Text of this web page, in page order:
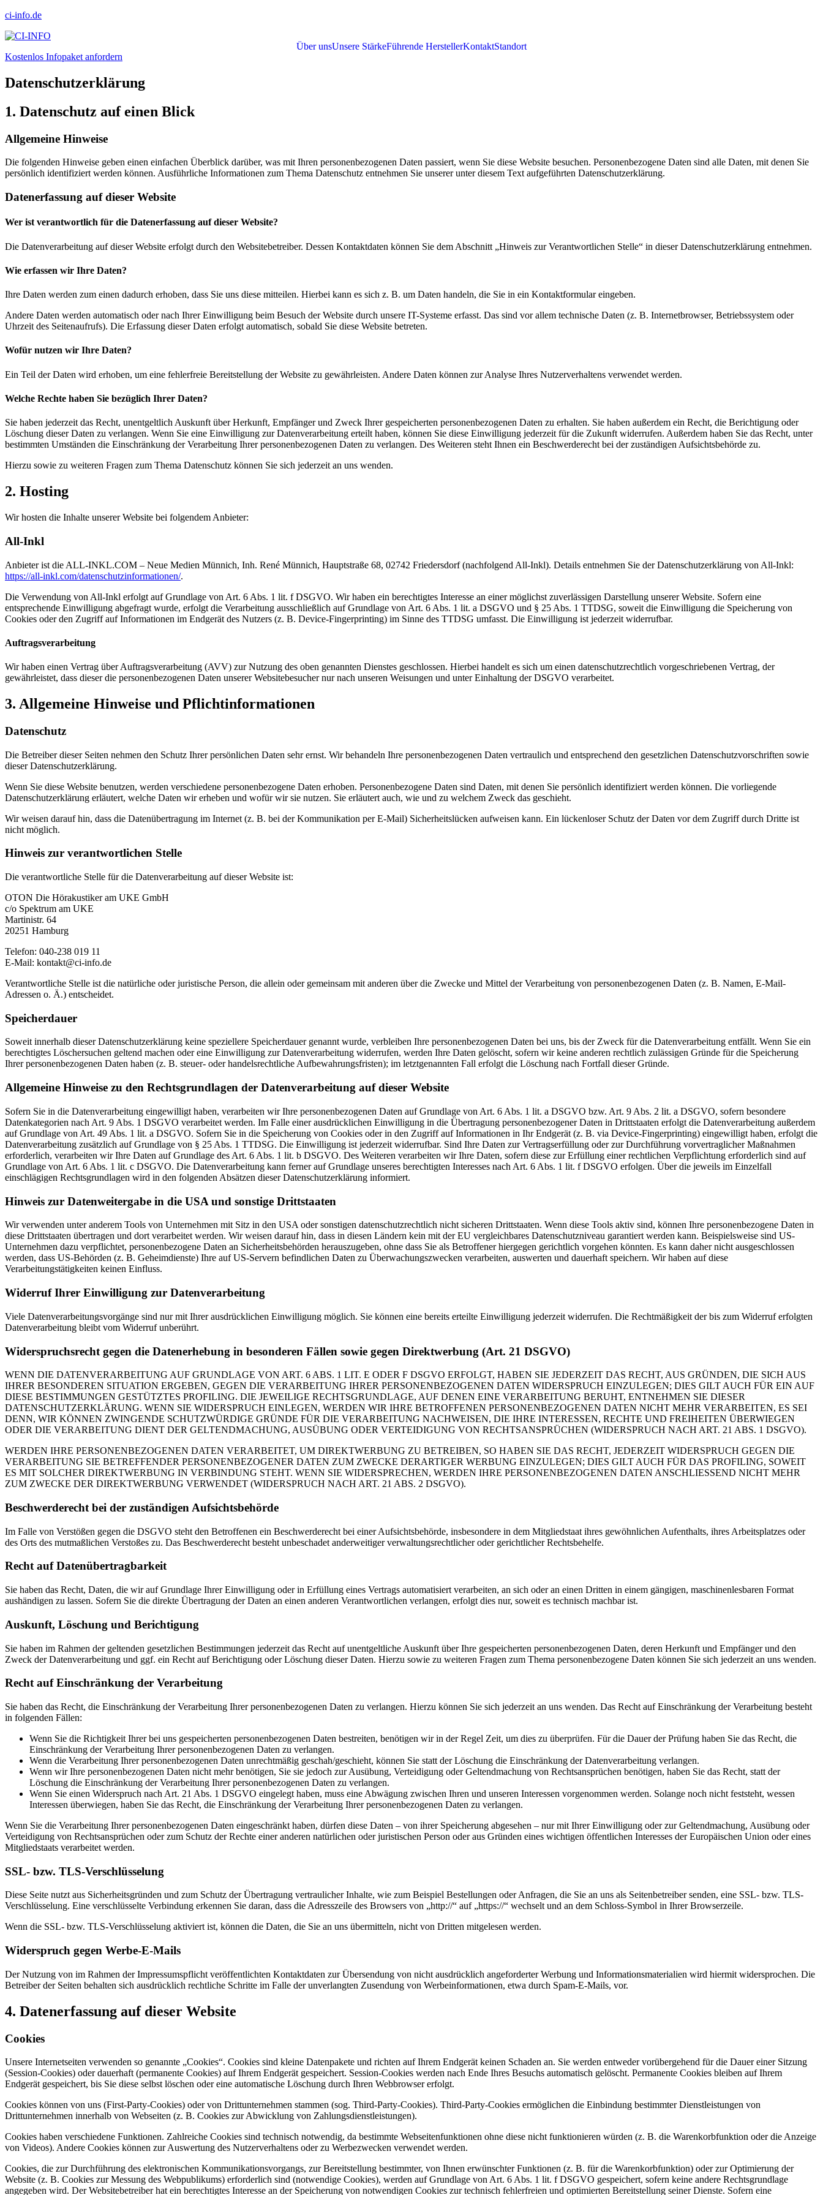
ci-info.de
Über unsUnsere StärkeFührende HerstellerKontaktStandort
Kostenlos Infopaket anfordern
Datenschutz­erklärung
1. Datenschutz auf einen Blick
Allgemeine Hinweise
Die folgenden Hinweise geben einen einfachen Überblick darüber, was mit Ihren personenbezogenen Daten passiert, wenn Sie diese Website besuchen. Personenbezogene Daten sind alle Daten, mit denen Sie
persönlich identifiziert werden können. Ausführliche Informationen zum Thema Datenschutz entnehmen Sie unserer unter diesem Text aufgeführten Datenschutzerklärung.
Datenerfassung auf dieser Website
Wer ist verantwortlich für die Datenerfassung auf dieser Website?
Die Datenverarbeitung auf dieser Website erfolgt durch den Websitebetreiber. Dessen Kontaktdaten können Sie dem Abschnitt „Hinweis zur Verantwortlichen Stelle“ in dieser Datenschutzerklärung entnehmen.
Wie erfassen wir Ihre Daten?
Ihre Daten werden zum einen dadurch erhoben, dass Sie uns diese mitteilen. Hierbei kann es sich z. B. um Daten handeln, die Sie in ein Kontaktformular eingeben.
Andere Daten werden automatisch oder nach Ihrer Einwilligung beim Besuch der Website durch unsere IT-Systeme erfasst. Das sind vor allem technische Daten (z. B. Internetbrowser, Betriebssystem oder
Uhrzeit des Seitenaufrufs). Die Erfassung dieser Daten erfolgt automatisch, sobald Sie diese Website betreten.
Wofür nutzen wir Ihre Daten?
Ein Teil der Daten wird erhoben, um eine fehlerfreie Bereitstellung der Website zu gewährleisten. Andere Daten können zur Analyse Ihres Nutzerverhaltens verwendet werden.
Welche Rechte haben Sie bezüglich Ihrer Daten?
Sie haben jederzeit das Recht, unentgeltlich Auskunft über Herkunft, Empfänger und Zweck Ihrer gespeicherten personenbezogenen Daten zu erhalten. Sie haben außerdem ein Recht, die Berichtigung oder
Löschung dieser Daten zu verlangen. Wenn Sie eine Einwilligung zur Datenverarbeitung erteilt haben, können Sie diese Einwilligung jederzeit für die Zukunft widerrufen. Außerdem haben Sie das Recht, unter
bestimmten Umständen die Einschränkung der Verarbeitung Ihrer personenbezogenen Daten zu verlangen. Des Weiteren steht Ihnen ein Beschwerderecht bei der zuständigen Aufsichtsbehörde zu.
Hierzu sowie zu weiteren Fragen zum Thema Datenschutz können Sie sich jederzeit an uns wenden.
2. Hosting
Wir hosten die Inhalte unserer Website bei folgendem Anbieter:
All-Inkl
Anbieter ist die ALL-INKL.COM – Neue Medien Münnich, Inh. René Münnich, Hauptstraße 68, 02742 Friedersdorf (nachfolgend All-Inkl). Details entnehmen Sie der Datenschutzerklärung von All-Inkl:
https://all-inkl.com/datenschutzinformationen/.
Die Verwendung von All-Inkl erfolgt auf Grundlage von Art. 6 Abs. 1 lit. f DSGVO. Wir haben ein berechtigtes Interesse an einer möglichst zuverlässigen Darstellung unserer Website. Sofern eine
entsprechende Einwilligung abgefragt wurde, erfolgt die Verarbeitung ausschließlich auf Grundlage von Art. 6 Abs. 1 lit. a DSGVO und § 25 Abs. 1 TTDSG, soweit die Einwilligung die Speicherung von
Cookies oder den Zugriff auf Informationen im Endgerät des Nutzers (z. B. Device-Fingerprinting) im Sinne des TTDSG umfasst. Die Einwilligung ist jederzeit widerrufbar.
Auftragsverarbeitung
Wir haben einen Vertrag über Auftragsverarbeitung (AVV) zur Nutzung des oben genannten Dienstes geschlossen. Hierbei handelt es sich um einen datenschutzrechtlich vorgeschriebenen Vertrag, der
gewährleistet, dass dieser die personenbezogenen Daten unserer Websitebesucher nur nach unseren Weisungen und unter Einhaltung der DSGVO verarbeitet.
3. Allgemeine Hinweise und Pflicht­informationen
Datenschutz
Die Betreiber dieser Seiten nehmen den Schutz Ihrer persönlichen Daten sehr ernst. Wir behandeln Ihre personenbezogenen Daten vertraulich und entsprechend den gesetzlichen Datenschutzvorschriften sowie
dieser Datenschutzerklärung.
Wenn Sie diese Website benutzen, werden verschiedene personenbezogene Daten erhoben. Personenbezogene Daten sind Daten, mit denen Sie persönlich identifiziert werden können. Die vorliegende
Datenschutzerklärung erläutert, welche Daten wir erheben und wofür wir sie nutzen. Sie erläutert auch, wie und zu welchem Zweck das geschieht.
Wir weisen darauf hin, dass die Datenübertragung im Internet (z. B. bei der Kommunikation per E-Mail) Sicherheitslücken aufweisen kann. Ein lückenloser Schutz der Daten vor dem Zugriff durch Dritte ist
nicht möglich.
Hinweis zur verantwortlichen Stelle
Die verantwortliche Stelle für die Datenverarbeitung auf dieser Website ist:
OTON Die Hörakustiker am UKE GmbH
c/o Spektrum am UKE
Martinistr. 64
20251 Hamburg
Telefon: 040-238 019 11
E-Mail: kontakt@ci-info.de
Verantwortliche Stelle ist die natürliche oder juristische Person, die allein oder gemeinsam mit anderen über die Zwecke und Mittel der Verarbeitung von personenbezogenen Daten (z. B. Namen, E-Mail-
Adressen o. Ä.) entscheidet.
Speicherdauer
Soweit innerhalb dieser Datenschutzerklärung keine speziellere Speicherdauer genannt wurde, verbleiben Ihre personenbezogenen Daten bei uns, bis der Zweck für die Datenverarbeitung entfällt. Wenn Sie ein
berechtigtes Löschersuchen geltend machen oder eine Einwilligung zur Datenverarbeitung widerrufen, werden Ihre Daten gelöscht, sofern wir keine anderen rechtlich zulässigen Gründe für die Speicherung
Ihrer personenbezogenen Daten haben (z. B. steuer- oder handelsrechtliche Aufbewahrungsfristen); im letztgenannten Fall erfolgt die Löschung nach Fortfall dieser Gründe.
Allgemeine Hinweise zu den Rechtsgrundlagen der Datenverarbeitung auf dieser Website
Sofern Sie in die Datenverarbeitung eingewilligt haben, verarbeiten wir Ihre personenbezogenen Daten auf Grundlage von Art. 6 Abs. 1 lit. a DSGVO bzw. Art. 9 Abs. 2 lit. a DSGVO, sofern besondere
Datenkategorien nach Art. 9 Abs. 1 DSGVO verarbeitet werden. Im Falle einer ausdrücklichen Einwilligung in die Übertragung personenbezogener Daten in Drittstaaten erfolgt die Datenverarbeitung außerdem
auf Grundlage von Art. 49 Abs. 1 lit. a DSGVO. Sofern Sie in die Speicherung von Cookies oder in den Zugriff auf Informationen in Ihr Endgerät (z. B. via Device-Fingerprinting) eingewilligt haben, erfolgt die
Datenverarbeitung zusätzlich auf Grundlage von § 25 Abs. 1 TTDSG. Die Einwilligung ist jederzeit widerrufbar. Sind Ihre Daten zur Vertragserfüllung oder zur Durchführung vorvertraglicher Maßnahmen
erforderlich, verarbeiten wir Ihre Daten auf Grundlage des Art. 6 Abs. 1 lit. b DSGVO. Des Weiteren verarbeiten wir Ihre Daten, sofern diese zur Erfüllung einer rechtlichen Verpflichtung erforderlich sind auf
Grundlage von Art. 6 Abs. 1 lit. c DSGVO. Die Datenverarbeitung kann ferner auf Grundlage unseres berechtigten Interesses nach Art. 6 Abs. 1 lit. f DSGVO erfolgen. Über die jeweils im Einzelfall
einschlägigen Rechtsgrundlagen wird in den folgenden Absätzen dieser Datenschutzerklärung informiert.
Hinweis zur Datenweitergabe in die USA und sonstige Drittstaaten
Wir verwenden unter anderem Tools von Unternehmen mit Sitz in den USA oder sonstigen datenschutzrechtlich nicht sicheren Drittstaaten. Wenn diese Tools aktiv sind, können Ihre personenbezogene Daten in
diese Drittstaaten übertragen und dort verarbeitet werden. Wir weisen darauf hin, dass in diesen Ländern kein mit der EU vergleichbares Datenschutzniveau garantiert werden kann. Beispielsweise sind US-
Unternehmen dazu verpflichtet, personenbezogene Daten an Sicherheitsbehörden herauszugeben, ohne dass Sie als Betroffener hiergegen gerichtlich vorgehen könnten. Es kann daher nicht ausgeschlossen
werden, dass US-Behörden (z. B. Geheimdienste) Ihre auf US-Servern befindlichen Daten zu Überwachungszwecken verarbeiten, auswerten und dauerhaft speichern. Wir haben auf diese
Verarbeitungstätigkeiten keinen Einfluss.
Widerruf Ihrer Einwilligung zur Datenverarbeitung
Viele Datenverarbeitungsvorgänge sind nur mit Ihrer ausdrücklichen Einwilligung möglich. Sie können eine bereits erteilte Einwilligung jederzeit widerrufen. Die Rechtmäßigkeit der bis zum Widerruf erfolgten
Datenverarbeitung bleibt vom Widerruf unberührt.
Widerspruchsrecht gegen die Datenerhebung in besonderen Fällen sowie gegen Direktwerbung (Art. 21 DSGVO)
WENN DIE DATENVERARBEITUNG AUF GRUNDLAGE VON ART. 6 ABS. 1 LIT. E ODER F DSGVO ERFOLGT, HABEN SIE JEDERZEIT DAS RECHT, AUS GRÜNDEN, DIE SICH AUS
IHRER BESONDEREN SITUATION ERGEBEN, GEGEN DIE VERARBEITUNG IHRER PERSONENBEZOGENEN DATEN WIDERSPRUCH EINZULEGEN; DIES GILT AUCH FÜR EIN AUF
DIESE BESTIMMUNGEN GESTÜTZTES PROFILING. DIE JEWEILIGE RECHTSGRUNDLAGE, AUF DENEN EINE VERARBEITUNG BERUHT, ENTNEHMEN SIE DIESER
DATENSCHUTZERKLÄRUNG. WENN SIE WIDERSPRUCH EINLEGEN, WERDEN WIR IHRE BETROFFENEN PERSONENBEZOGENEN DATEN NICHT MEHR VERARBEITEN, ES SEI
DENN, WIR KÖNNEN ZWINGENDE SCHUTZWÜRDIGE GRÜNDE FÜR DIE VERARBEITUNG NACHWEISEN, DIE IHRE INTERESSEN, RECHTE UND FREIHEITEN ÜBERWIEGEN
ODER DIE VERARBEITUNG DIENT DER GELTENDMACHUNG, AUSÜBUNG ODER VERTEIDIGUNG VON RECHTSANSPRÜCHEN (WIDERSPRUCH NACH ART. 21 ABS. 1 DSGVO).
WERDEN IHRE PERSONENBEZOGENEN DATEN VERARBEITET, UM DIREKTWERBUNG ZU BETREIBEN, SO HABEN SIE DAS RECHT, JEDERZEIT WIDERSPRUCH GEGEN DIE
VERARBEITUNG SIE BETREFFENDER PERSONENBEZOGENER DATEN ZUM ZWECKE DERARTIGER WERBUNG EINZULEGEN; DIES GILT AUCH FÜR DAS PROFILING, SOWEIT
ES MIT SOLCHER DIREKTWERBUNG IN VERBINDUNG STEHT. WENN SIE WIDERSPRECHEN, WERDEN IHRE PERSONENBEZOGENEN DATEN ANSCHLIESSEND NICHT MEHR
ZUM ZWECKE DER DIREKTWERBUNG VERWENDET (WIDERSPRUCH NACH ART. 21 ABS. 2 DSGVO).
Beschwerde­recht bei der zuständigen Aufsichts­behörde
Im Falle von Verstößen gegen die DSGVO steht den Betroffenen ein Beschwerderecht bei einer Aufsichtsbehörde, insbesondere in dem Mitgliedstaat ihres gewöhnlichen Aufenthalts, ihres Arbeitsplatzes oder
des Orts des mutmaßlichen Verstoßes zu. Das Beschwerderecht besteht unbeschadet anderweitiger verwaltungsrechtlicher oder gerichtlicher Rechtsbehelfe.
Recht auf Daten­übertrag­barkeit
Sie haben das Recht, Daten, die wir auf Grundlage Ihrer Einwilligung oder in Erfüllung eines Vertrags automatisiert verarbeiten, an sich oder an einen Dritten in einem gängigen, maschinenlesbaren Format
aushändigen zu lassen. Sofern Sie die direkte Übertragung der Daten an einen anderen Verantwortlichen verlangen, erfolgt dies nur, soweit es technisch machbar ist.
Auskunft, Löschung und Berichtigung
Sie haben im Rahmen der geltenden gesetzlichen Bestimmungen jederzeit das Recht auf unentgeltliche Auskunft über Ihre gespeicherten personenbezogenen Daten, deren Herkunft und Empfänger und den
Zweck der Datenverarbeitung und ggf. ein Recht auf Berichtigung oder Löschung dieser Daten. Hierzu sowie zu weiteren Fragen zum Thema personenbezogene Daten können Sie sich jederzeit an uns wenden.
Recht auf Einschränkung der Verarbeitung
Sie haben das Recht, die Einschränkung der Verarbeitung Ihrer personenbezogenen Daten zu verlangen. Hierzu können Sie sich jederzeit an uns wenden. Das Recht auf Einschränkung der Verarbeitung besteht
in folgenden Fällen:
Wenn Sie die Richtigkeit Ihrer bei uns gespeicherten personenbezogenen Daten bestreiten, benötigen wir in der Regel Zeit, um dies zu überprüfen. Für die Dauer der Prüfung haben Sie das Recht, die
Einschränkung der Verarbeitung Ihrer personenbezogenen Daten zu verlangen.
Wenn die Verarbeitung Ihrer personenbezogenen Daten unrechtmäßig geschah/geschieht, können Sie statt der Löschung die Einschränkung der Datenverarbeitung verlangen.
Wenn wir Ihre personenbezogenen Daten nicht mehr benötigen, Sie sie jedoch zur Ausübung, Verteidigung oder Geltendmachung von Rechtsansprüchen benötigen, haben Sie das Recht, statt der
Löschung die Einschränkung der Verarbeitung Ihrer personenbezogenen Daten zu verlangen.
Wenn Sie einen Widerspruch nach Art. 21 Abs. 1 DSGVO eingelegt haben, muss eine Abwägung zwischen Ihren und unseren Interessen vorgenommen werden. Solange noch nicht feststeht, wessen
Interessen überwiegen, haben Sie das Recht, die Einschränkung der Verarbeitung Ihrer personenbezogenen Daten zu verlangen.
Wenn Sie die Verarbeitung Ihrer personenbezogenen Daten eingeschränkt haben, dürfen diese Daten – von ihrer Speicherung abgesehen – nur mit Ihrer Einwilligung oder zur Geltendmachung, Ausübung oder
Verteidigung von Rechtsansprüchen oder zum Schutz der Rechte einer anderen natürlichen oder juristischen Person oder aus Gründen eines wichtigen öffentlichen Interesses der Europäischen Union oder eines
Mitgliedstaats verarbeitet werden.
SSL- bzw. TLS-Verschlüsselung
Diese Seite nutzt aus Sicherheitsgründen und zum Schutz der Übertragung vertraulicher Inhalte, wie zum Beispiel Bestellungen oder Anfragen, die Sie an uns als Seitenbetreiber senden, eine SSL- bzw. TLS-
Verschlüsselung. Eine verschlüsselte Verbindung erkennen Sie daran, dass die Adresszeile des Browsers von „http://“ auf „https://“ wechselt und an dem Schloss-Symbol in Ihrer Browserzeile.
Wenn die SSL- bzw. TLS-Verschlüsselung aktiviert ist, können die Daten, die Sie an uns übermitteln, nicht von Dritten mitgelesen werden.
Widerspruch gegen Werbe-E-Mails
Der Nutzung von im Rahmen der Impressumspflicht veröffentlichten Kontaktdaten zur Übersendung von nicht ausdrücklich angeforderter Werbung und Informationsmaterialien wird hiermit widersprochen. Die
Betreiber der Seiten behalten sich ausdrücklich rechtliche Schritte im Falle der unverlangten Zusendung von Werbeinformationen, etwa durch Spam-E-Mails, vor.
4. Datenerfassung auf dieser Website
Cookies
Unsere Internetseiten verwenden so genannte „Cookies“. Cookies sind kleine Datenpakete und richten auf Ihrem Endgerät keinen Schaden an. Sie werden entweder vorübergehend für die Dauer einer Sitzung
(Session-Cookies) oder dauerhaft (permanente Cookies) auf Ihrem Endgerät gespeichert. Session-Cookies werden nach Ende Ihres Besuchs automatisch gelöscht. Permanente Cookies bleiben auf Ihrem
Endgerät gespeichert, bis Sie diese selbst löschen oder eine automatische Löschung durch Ihren Webbrowser erfolgt.
Cookies können von uns (First-Party-Cookies) oder von Drittunternehmen stammen (sog. Third-Party-Cookies). Third-Party-Cookies ermöglichen die Einbindung bestimmter Dienstleistungen von
Drittunternehmen innerhalb von Webseiten (z. B. Cookies zur Abwicklung von Zahlungsdienstleistungen).
Cookies haben verschiedene Funktionen. Zahlreiche Cookies sind technisch notwendig, da bestimmte Webseitenfunktionen ohne diese nicht funktionieren würden (z. B. die Warenkorbfunktion oder die Anzeige
von Videos). Andere Cookies können zur Auswertung des Nutzerverhaltens oder zu Werbezwecken verwendet werden.
Cookies, die zur Durchführung des elektronischen Kommunikationsvorgangs, zur Bereitstellung bestimmter, von Ihnen erwünschter Funktionen (z. B. für die Warenkorbfunktion) oder zur Optimierung der
Website (z. B. Cookies zur Messung des Webpublikums) erforderlich sind (notwendige Cookies), werden auf Grundlage von Art. 6 Abs. 1 lit. f DSGVO gespeichert, sofern keine andere Rechtsgrundlage
angegeben wird. Der Websitebetreiber hat ein berechtigtes Interesse an der Speicherung von notwendigen Cookies zur technisch fehlerfreien und optimierten Bereitstellung seiner Dienste. Sofern eine